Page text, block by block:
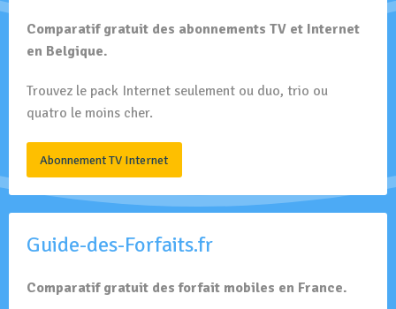
Comparatif gratuit des abonnements TV et Internet
en Belgique.
Trouvez le pack Internet seulement ou duo, trio ou
quatro le moins cher.
Abonnement TV Internet
Guide-des-Forfaits.fr
Comparatif gratuit des forfait mobiles en France.